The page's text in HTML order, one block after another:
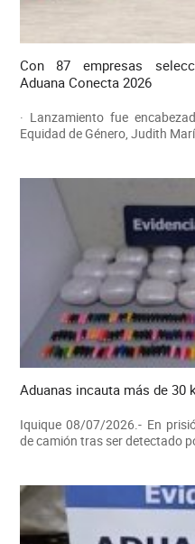
Con 87 empresas
Aduana Conecta 2026
· Lanzamiento fue
Equidad de Género, Judith
Aduanas incauta más de 30
Iquique 08/07/2026.- En
de camión tras ser detectado